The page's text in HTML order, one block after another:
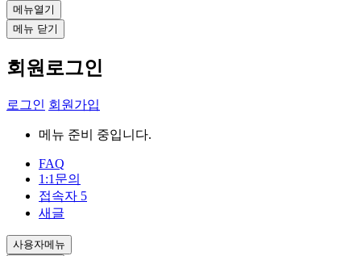
메뉴열기
메뉴 닫기
회원로그인
로그인 회원가입
메뉴 준비 중입니다.
FAQ
1:1문의
접속자 5
새글
사용자메뉴